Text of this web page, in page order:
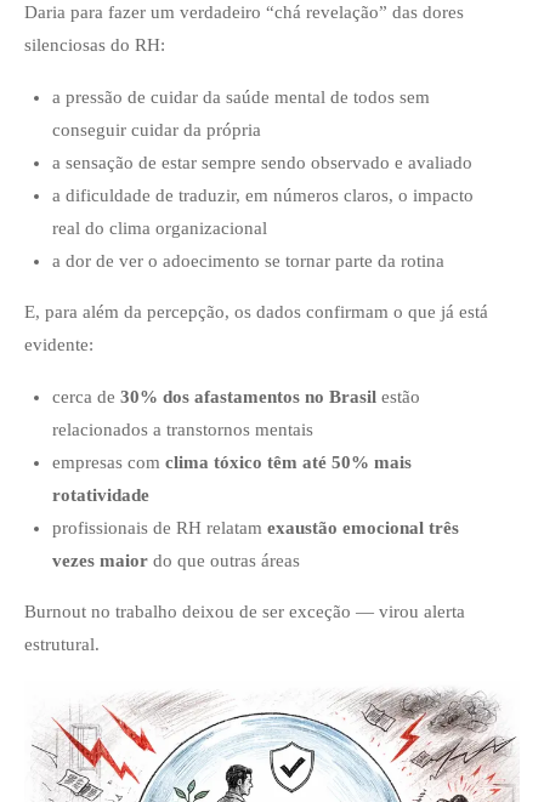
Daria para fazer um verdadeiro “chá revelação” das dores
silenciosas do RH:
a pressão de cuidar da saúde mental de todos sem
conseguir cuidar da própria
a sensação de estar sempre sendo observado e avaliado
a dificuldade de traduzir, em números claros, o impacto
real do clima organizacional
a dor de ver o adoecimento se tornar parte da rotina
E, para além da percepção, os dados confirmam o que já está
evidente:
cerca de 30% dos afastamentos no Brasilestão
relacionados a transtornos mentais
empresas com clima tóxico têm até 50% mais
rotatividade
profissionais de RH relatam exaustão emocional três
vezes maiordo que outras áreas
Burnout no trabalho deixou de ser exceção — virou alerta
estrutural.